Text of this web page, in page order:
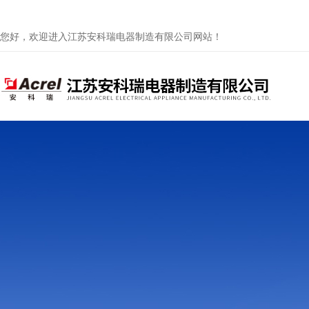
您好，欢迎进入江苏安科瑞电器制造有限公司网站！